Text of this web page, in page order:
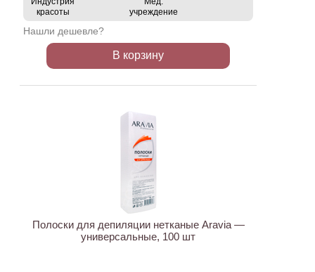
красоты
учреждение
Нашли дешевле?
В корзину
Полоски для депиляции нетканые Aravia —
универсальные, 100 шт